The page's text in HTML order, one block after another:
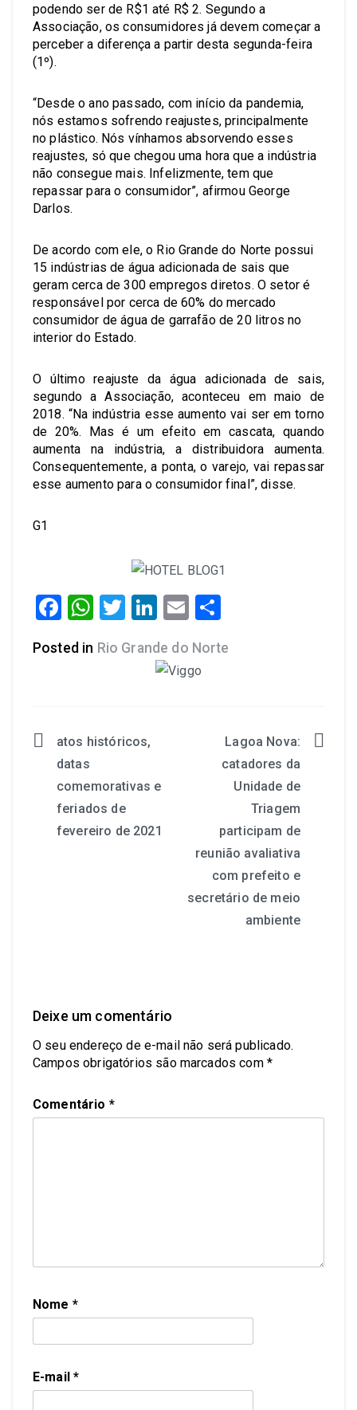
podendo ser de R$1 até R$ 2. Segundo a
Associação, os consumidores já devem começar a
perceber a diferença a partir desta segunda-feira
(1º).
“Desde o ano passado, com início da pandemia,
nós estamos sofrendo reajustes, principalmente
no plástico. Nós vínhamos absorvendo esses
reajustes, só que chegou uma hora que a indústria
não consegue mais. Infelizmente, tem que
repassar para o consumidor”, afirmou George
Darlos.
De acordo com ele, o Rio Grande do Norte possui
15 indústrias de água adicionada de sais que
geram cerca de 300 empregos diretos. O setor é
responsável por cerca de 60% do mercado
consumidor de água de garrafão de 20 litros no
interior do Estado.
O último reajuste da água adicionada de sais,
segundo a Associação, aconteceu em maio de
2018. “Na indústria esse aumento vai ser em torno
de 20%. Mas é um efeito em cascata, quando
aumenta na indústria, a distribuidora aumenta.
Consequentemente, a ponta, o varejo, vai repassar
esse aumento para o consumidor final”, disse.
G1
Facebook
WhatsApp
Twitter
LinkedIn
Email
Posted in Rio Grande do Norte
atos históricos,
datas
comemorativas e
feriados de
fevereiro de 2021
Lagoa Nova:
catadores da
Unidade de
Triagem
participam de
reunião avaliativa
com prefeito e
secretário de meio
ambiente
Deixe um comentário
O seu endereço de e-mail não será publicado.
Campos obrigatórios são marcados com *
Comentário *
Nome *
E-mail*